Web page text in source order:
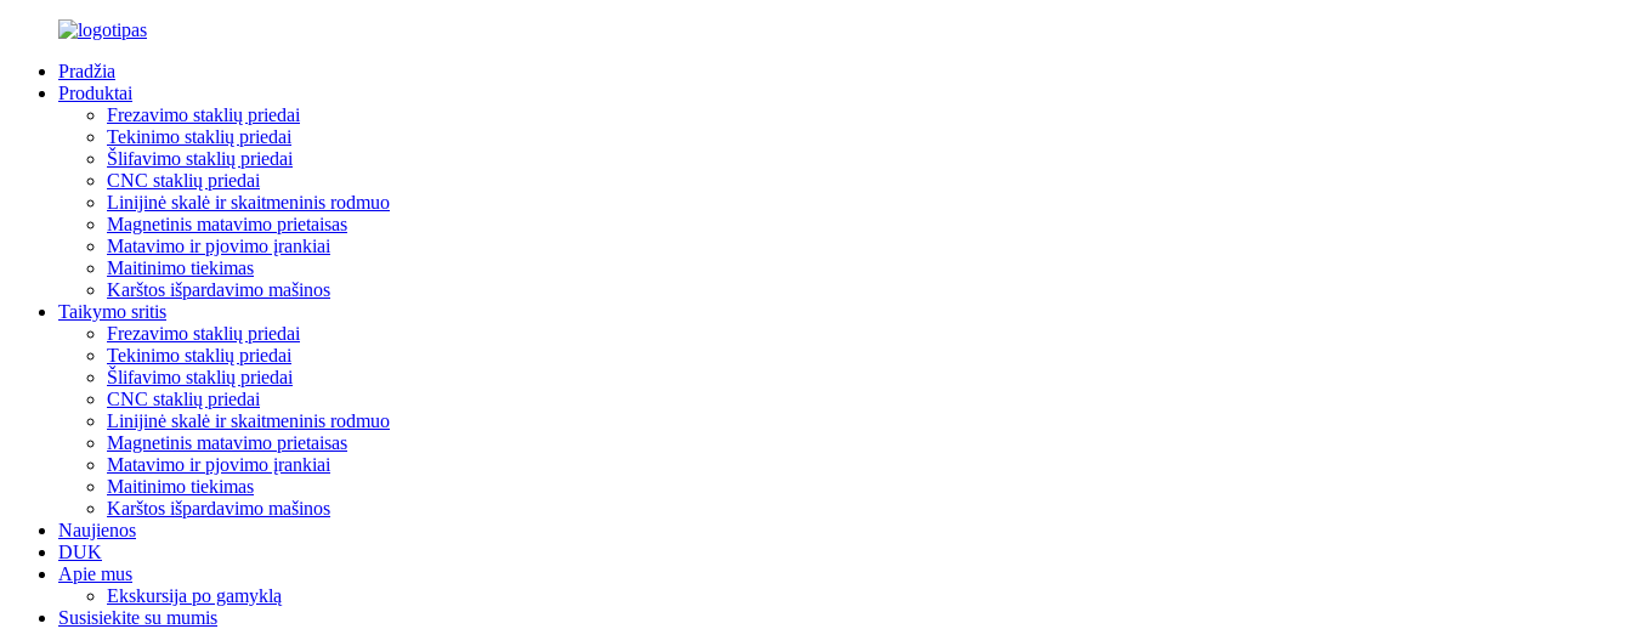
Pradžia
Produktai
Frezavimo staklių priedai
Tekinimo staklių priedai
Šlifavimo staklių priedai
CNC staklių priedai
Linijinė skalė ir skaitmeninis rodmuo
Magnetinis matavimo prietaisas
Matavimo ir pjovimo įrankiai
Maitinimo tiekimas
Karštos išpardavimo mašinos
Taikymo sritis
Frezavimo staklių priedai
Tekinimo staklių priedai
Šlifavimo staklių priedai
CNC staklių priedai
Linijinė skalė ir skaitmeninis rodmuo
Magnetinis matavimo prietaisas
Matavimo ir pjovimo įrankiai
Maitinimo tiekimas
Karštos išpardavimo mašinos
Naujienos
DUK
Apie mus
Ekskursija po gamyklą
Susisiekite su mumis